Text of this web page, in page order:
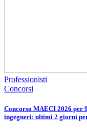
Professionisti
Concorsi
Concorso MAECI 2026 per
ingegneri: ultimi 2 giorni